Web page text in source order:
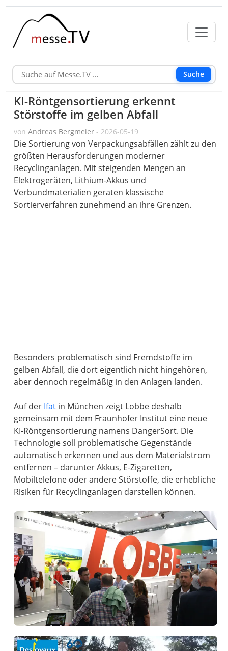
Suche
KI-Röntgensortierung erkennt
Störstoffe im gelben Abfall
vonAndreas Bergmeier - 2026-05-19
Die Sortierung von Verpackungsabfällen zählt zu den
größten Herausforderungen moderner
Recyclinganlagen. Mit steigenden Mengen an
Elektrogeräten, Lithium-Akkus und
Verbundmaterialien geraten klassische
Sortierverfahren zunehmend an ihre Grenzen.
Besonders problematisch sind Fremdstoffe im
gelben Abfall, die dort eigentlich nicht hingehören,
aber dennoch regelmäßig in den Anlagen landen.
Auf der Ifat in München zeigt Lobbe deshalb
gemeinsam mit dem Fraunhofer Institut eine neue
KI-Röntgensortierung namens DangerSort. Die
Technologie soll problematische Gegenstände
automatisch erkennen und aus dem Materialstrom
entfernen – darunter Akkus, E-Zigaretten,
Mobiltelefone oder andere Störstoffe, die erhebliche
Risiken für Recyclinganlagen darstellen können.